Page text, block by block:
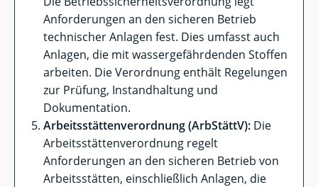
Anforderungen an den sicheren Betrieb
technischer Anlagen fest. Dies umfasst auch
Anlagen, die mit wassergefährdenden Stoffen
arbeiten. Die Verordnung enthält Regelungen
zur Prüfung, Instandhaltung und
Dokumentation.
Arbeitsstättenverordnung (ArbStättV): Die
Arbeitsstättenverordnung regelt
Anforderungen an den sicheren Betrieb von
Arbeitsstätten, einschließlich Anlagen, die